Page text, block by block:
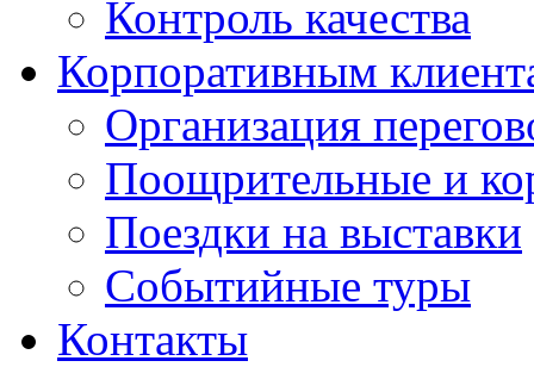
Контроль качества
Корпоративным
Организация
Поощрительные и
Поездки на выставки
Событийные туры
Контакты